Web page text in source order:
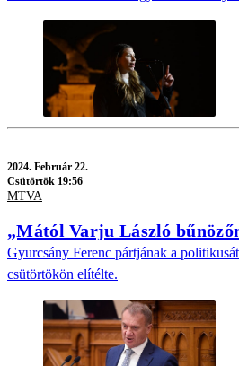
2024. Február 22.
Csütörtök 19:56
MTVA
„Mától Varju László
Gyurcsány Ferenc pártjának a
csütörtökön elítélte.